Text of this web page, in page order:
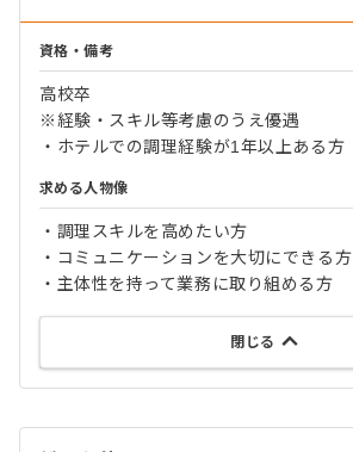
資格・備考
高校卒
※経験・スキル等考慮のうえ優遇
・ホテルでの調理経験が1年以上ある方
求める人物像
・調理スキルを高めたい方
・コミュニケーションを大切にできる方
・主体性を持って業務に取り組める方
閉じる